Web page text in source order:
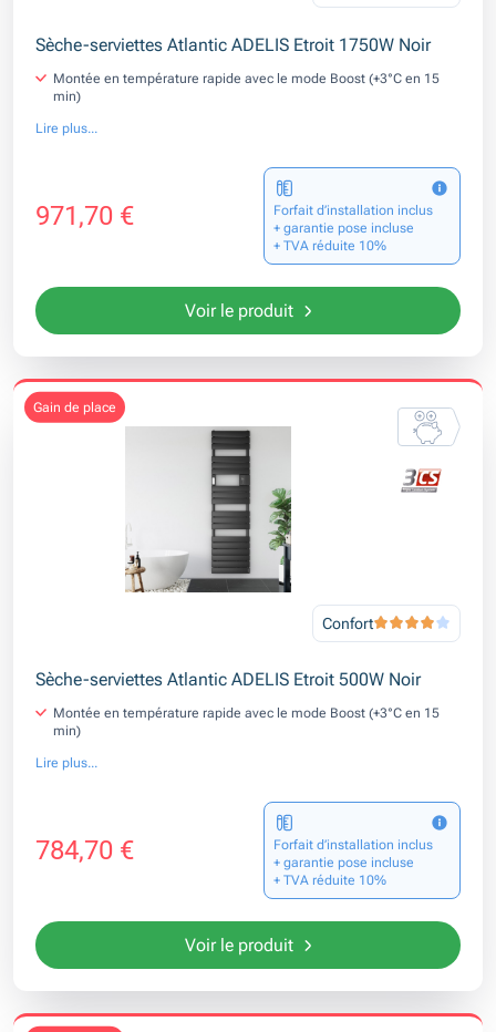
Sèche-serviettes Atlantic ADELIS Etroit 1750W Noir
Montée en température rapide avec le mode Boost (+3°C en 15
min)
Lire plus...
971,70 €
Forfait d’installation inclus
+ garantie pose incluse
+ TVA réduite 10%
Voir le produit
gain de place
Confort
Sèche-serviettes Atlantic ADELIS Etroit 500W Noir
Montée en température rapide avec le mode Boost (+3°C en 15
min)
Lire plus...
784,70 €
Forfait d’installation inclus
+ garantie pose incluse
+ TVA réduite 10%
Voir le produit